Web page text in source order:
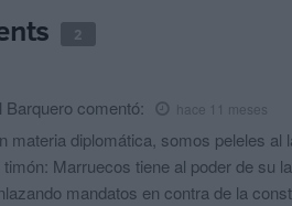
2
Barquero comentó: hace 11 meses
materia diplomática, somos peleles
timón: Marruecos tiene al poder de su
mandatos en contra de la